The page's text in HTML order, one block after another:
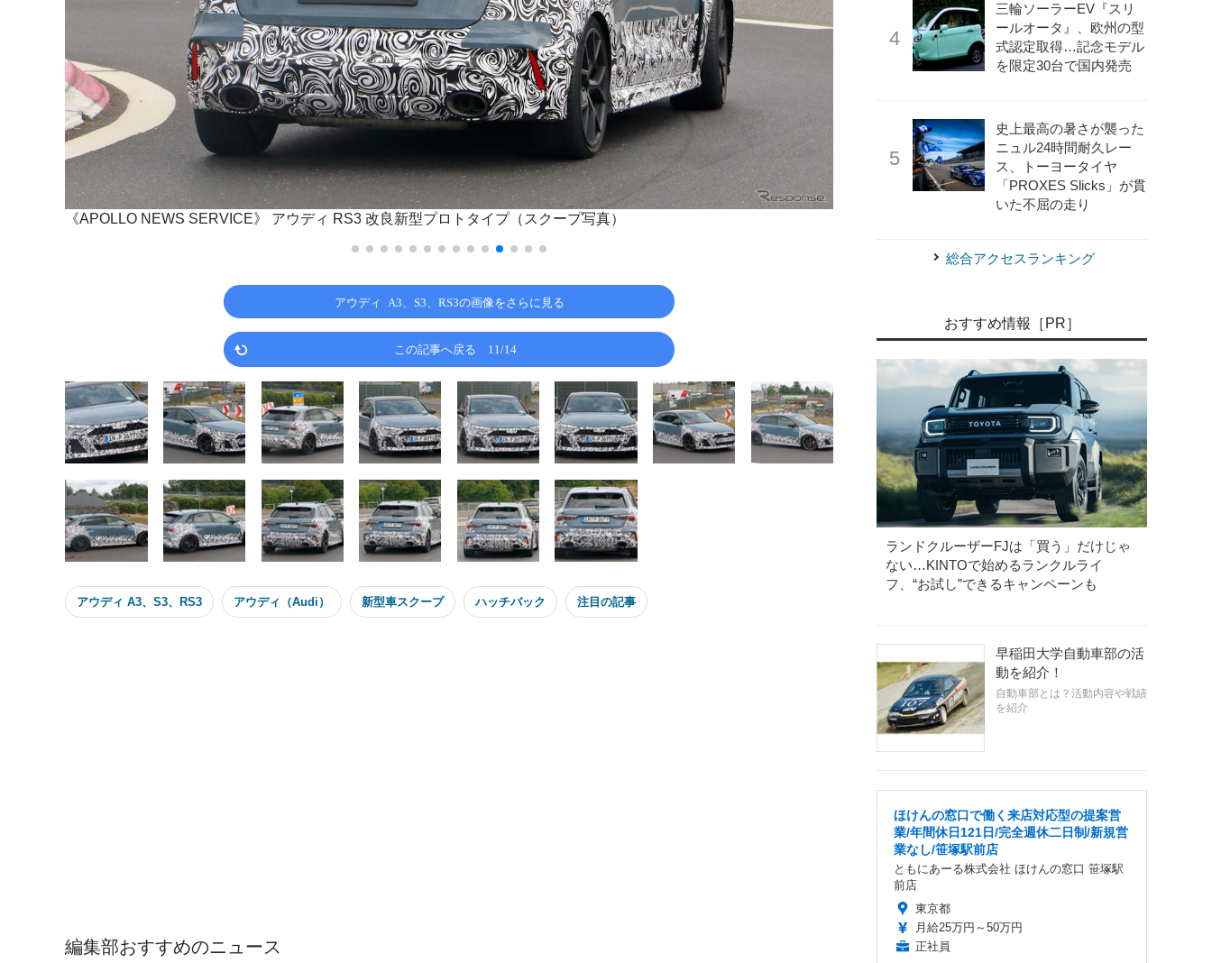
《APOLLO NEWS SERVICE》 アウディ RS3 改良新型プロトタイプ（スクープ写真）
《APOLLO NEWS SERVICE》 アウディ RS3 改良新型
アウディ A3、S3、RS3の画像をさらに見る
この記事へ戻る 11/14
アウディ A3、S3、RS3 アウディ（Audi） 新型車スクープ ハッチバック 注目の記事
編集部おすすめのニュース
三輪ソーラーEV『スリ
ールオータ』、欧州の型
式認定取得…記念モデル
を限定30台で国内発売
史上最高の暑さが襲った
ニュル24時間耐久レー
ス、トーヨータイヤ
「PROXES Slicks」が貫
いた不屈の走り
総合アクセスランキング
おすすめ情報［PR］
ランドクルーザーFJは「買う」だけじゃ
ない…KINTOで始めるランクルライ
フ、“お試し”できるキャンペーンも
早稲田大学自動車部の活
動を紹介！
自動車部とは？活動内容や戦績
を紹介
ほけんの窓口で働く来店対応型の提案営
業/年間休日121日/完全週休二日制/新規営
業なし/笹塚駅前店
ともにあーる株式会社 ほけんの窓口 笹塚駅
前店
東京都
月給25万円～50万円
正社員